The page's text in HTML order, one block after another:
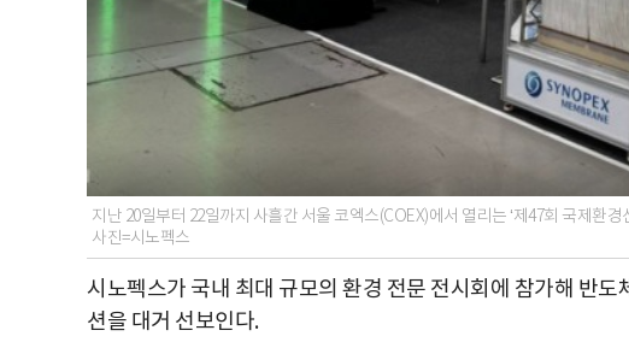
지난 20일부터 22일까지 사흘간 서울 코엑스(COEX)에서 열리는 ‘제47회 국제환
사진=시노펙스
시노펙스가 국내 최대 규모의 환경 전문 전시회에 참가해 반
션을 대거 선보인다.